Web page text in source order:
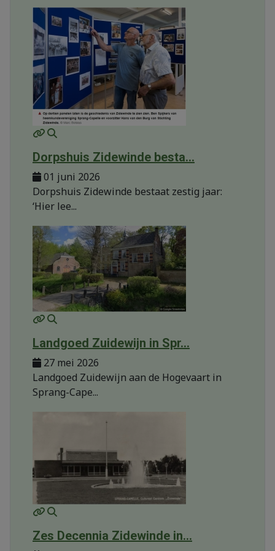
MOD_JTCS_VIEW_ARTICLE_LINK
Dorpshuis Zidewinde besta...
01 juni 2026
Dorpshuis Zidewinde bestaat zestig jaar:
‘Hier lee...
MOD_JTCS_VIEW_ARTICLE_LINK
Landgoed Zuidewijn in Spr...
27 mei 2026
Landgoed Zuidewijn aan de Hogevaart in
Sprang-Cape...
MOD_JTCS_VIEW_ARTICLE_LINK
Zes Decennia Zidewinde in...